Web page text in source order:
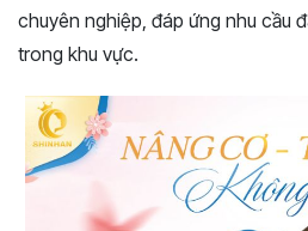
chuyên nghiệp, đáp ứng nhu cầu
trong khu vực.